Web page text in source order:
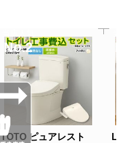
No.2
TOTO ピュアレスト